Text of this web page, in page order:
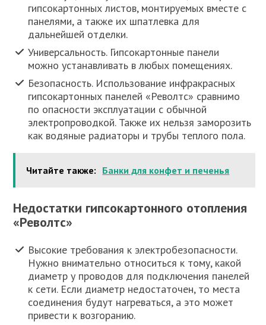
гипсокартонных листов, монтируемых вместе с
панелями, а также их шпатлевка для
дальнейшей отделки.
Универсальность. Гипсокартонные панели
можно устанавливать в любых помещениях.
Безопасность. Использование инфракрасных
гипсокартонных панелей «Револтс» сравнимо
по опасности эксплуатации с обычной
электропроводкой. Также их нельзя заморозить
как водяные радиаторы и трубы теплого пола.
Читайте также: Банки для конфет и печенья
Недостатки гипсокартонного отопления
«Револтс»
Высокие требования к электробезопасности.
Нужно внимательно относиться к тому, какой
диаметр у проводов для подключения панелей
к сети. Если диаметр недостаточен, то места
соединения будут нагреваться, а это может
привести к возгоранию.